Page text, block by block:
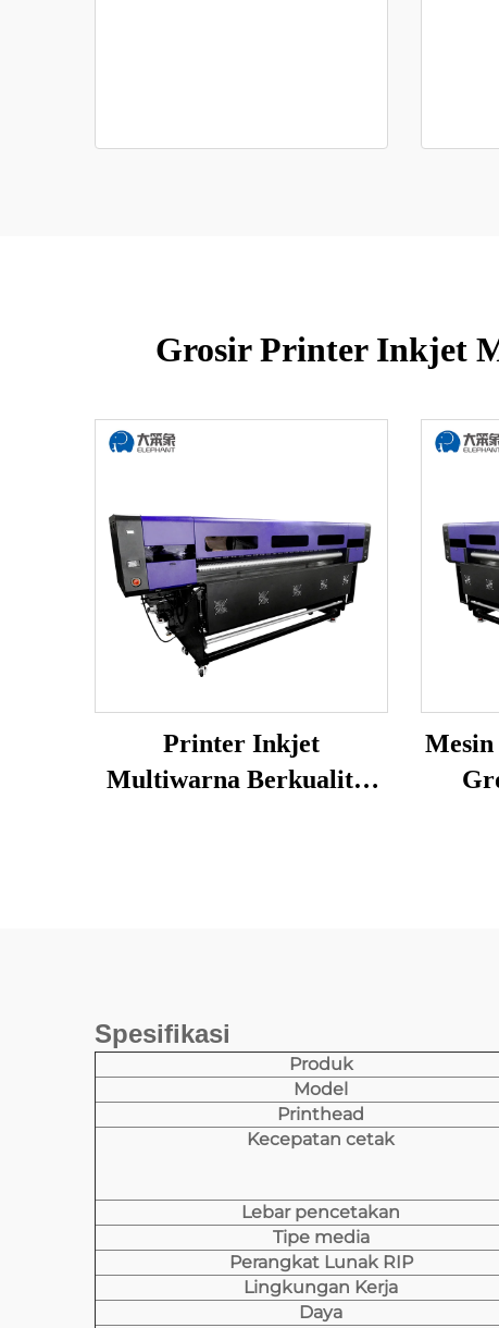
Grosir Printer Inkjet
Printer Inkjet
Multiwarna Berkualitas
Spesifikasi
Produk
Model
Printhead
Kecepatan cetak
Lebar pencetakan
Tipe media
Perangkat Lunak RIP
Lingkungan Kerja
Daya